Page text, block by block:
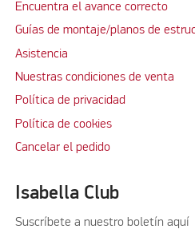
Encuentra el avance correcto
Guías de montaje/planos de
Asistencia
Nuestras condiciones de venta
Política de privacidad
Política de cookies
Cancelar el pedido
Isabella Club
Suscríbete a nuestro boletín aquí